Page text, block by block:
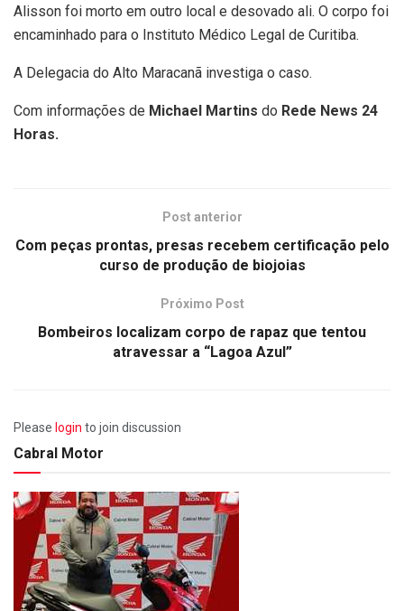
Alisson foi morto em outro local e desovado ali. O corpo foi
encaminhado para o Instituto Médico Legal de Curitiba.
A Delegacia do Alto Maracanã investiga o caso.
Com informações de Michael Martins do Rede News 24
Horas.
Post anterior
Com peças prontas, presas recebem certificação pelo
curso de produção de biojoias
Próximo Post
Bombeiros localizam corpo de rapaz que tentou
atravessar a “Lagoa Azul”
Please login to join discussion
Cabral Motor